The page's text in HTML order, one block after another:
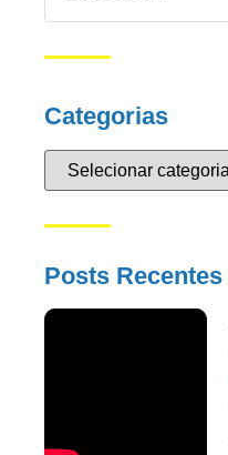
Categorias
Posts Recentes